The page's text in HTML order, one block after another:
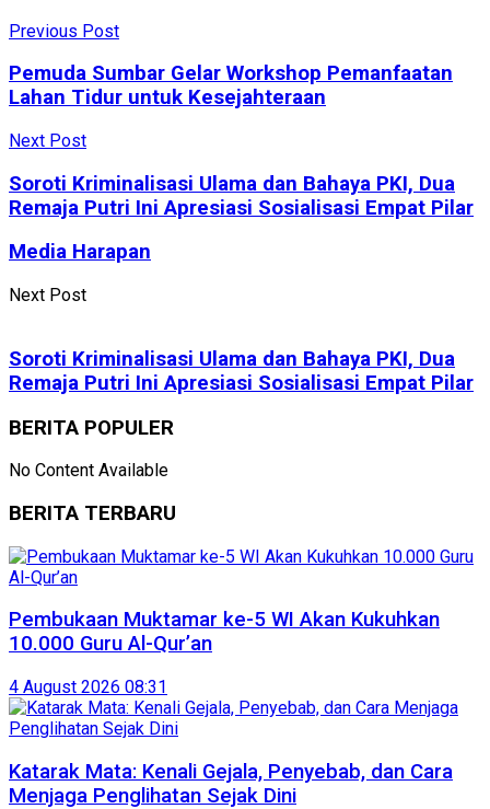
Previous Post
Pemuda Sumbar Gelar Workshop Pemanfaatan
Lahan Tidur untuk Kesejahteraan
Next Post
Soroti Kriminalisasi Ulama dan Bahaya PKI, Dua
Remaja Putri Ini Apresiasi Sosialisasi Empat Pilar
Media Harapan
Next Post
Soroti Kriminalisasi Ulama dan Bahaya PKI, Dua
Remaja Putri Ini Apresiasi Sosialisasi Empat Pilar
BERITA POPULER
No Content Available
BERITA TERBARU
Pembukaan Muktamar ke-5 WI Akan Kukuhkan
10.000 Guru Al-Qur’an
4 August 2026 08:31
Katarak Mata: Kenali Gejala, Penyebab, dan Cara
Menjaga Penglihatan Sejak Dini